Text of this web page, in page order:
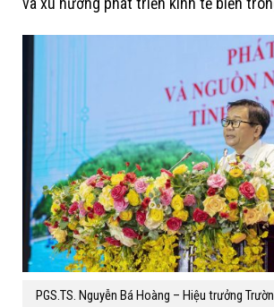
PGS.TS. Nguyễn Bá Hoàng – Hiệu trưởng